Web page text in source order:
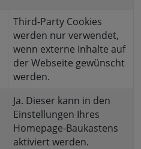
Third-Party Cookies
werden nur verwendet,
wenn externe Inhalte auf
der Webseite gewünscht
werden.
Ja. Dieser kann in den
Einstellungen Ihres
Homepage-Baukastens
aktiviert werden.